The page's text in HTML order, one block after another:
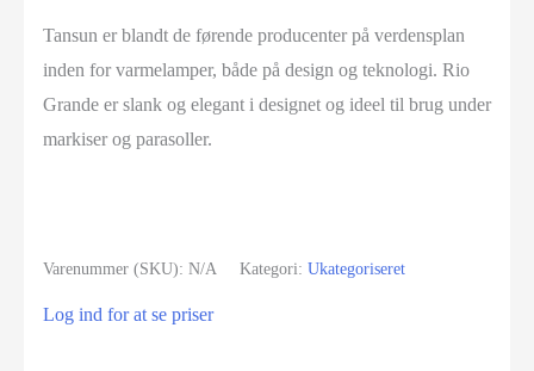
Tansun er blandt de førende producenter på verdensplan
inden for varmelamper, både på design og teknologi. Rio
Grande er slank og elegant i designet og ideel til brug under
markiser og parasoller.
Varenummer (SKU): N/A Kategori: Ukategoriseret
Log ind for at se priser